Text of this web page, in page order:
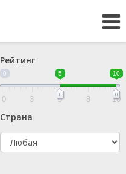
Рейтинг
0 5 10
0 3 5 8 10
Страна